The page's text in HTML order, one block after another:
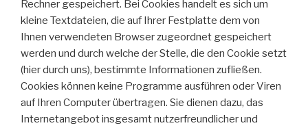
Rechner gespeichert. Bei Cookies handelt es sich um
kleine Textdateien, die auf Ihrer Festplatte dem von
Ihnen verwendeten Browser zugeordnet gespeichert
werden und durch welche der Stelle, die den Cookie setzt
(hier durch uns), bestimmte Informationen zufließen.
Cookies können keine Programme ausführen oder Viren
auf Ihren Computer übertragen. Sie dienen dazu, das
Internetangebot insgesamt nutzerfreundlicher und